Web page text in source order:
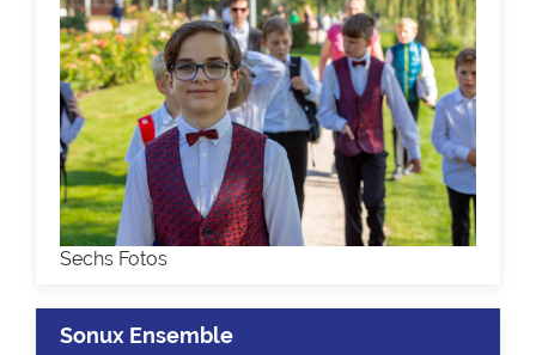
Sechs Fotos
Sonux Ensemble